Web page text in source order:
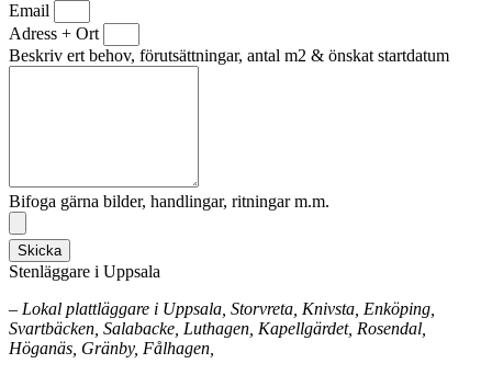
Email
Adress + Ort
Beskriv ert behov, förutsättningar, antal m2 & önskat startdatum
Bifoga gärna bilder, handlingar, ritningar m.m.
Skicka
Stenläggare i Uppsala
– Lokal plattläggare i Uppsala, Storvreta, Knivsta, Enköping,
Svartbäcken, Salabacke, Luthagen, Kapellgärdet, Rosendal,
Höganäs, Gränby, Fålhagen,